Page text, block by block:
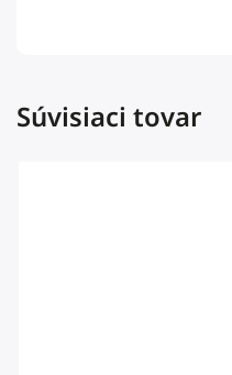
Súvisiaci tovar